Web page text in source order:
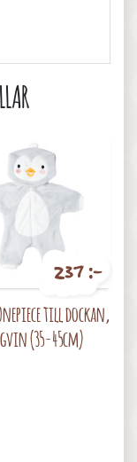
237 :-
till dockan,
(35-45cm)